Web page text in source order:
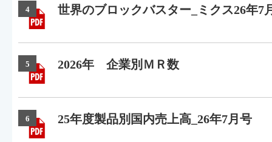
4 世界のブロックバスター_ミクス26年7
5 2026年 企業別ＭＲ数
6 25年度製品別国内売上高_26年7月号